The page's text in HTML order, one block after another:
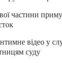
частини
відео у
суду